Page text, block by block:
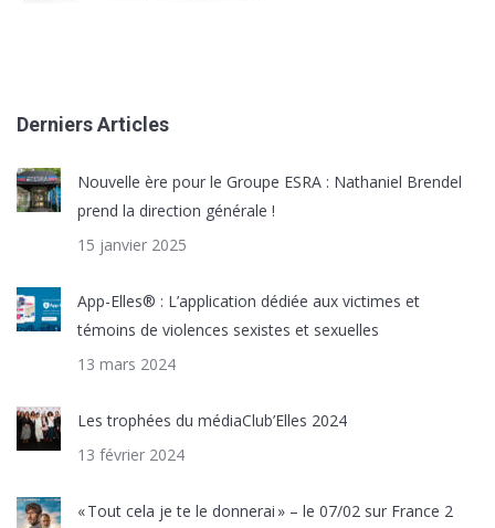
Derniers Articles
Nouvelle ère pour le Groupe ESRA : Nathaniel Brendel
prend la direction générale !
15 janvier 2025
App-Elles® : L’application dédiée aux victimes et
témoins de violences sexistes et sexuelles
13 mars 2024
Les trophées du médiaClub’Elles 2024
13 février 2024
« Tout cela je te le donnerai » – le 07/02 sur France 2